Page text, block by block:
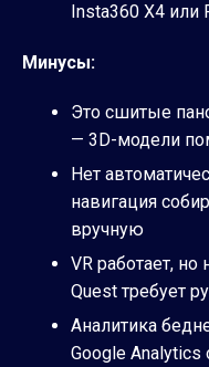
Insta360 X4 или
Минусы:
Это сшитые
— 3D-модели
Нет
навигация
вручную
VR работает,
Quest требует
Аналитика
Google Analytics